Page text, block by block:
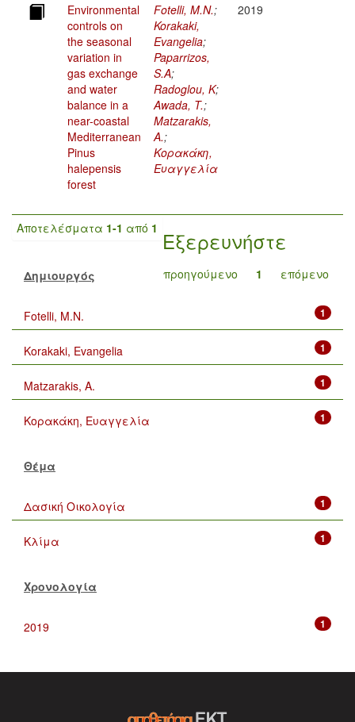
Environmental
controls on
the seasonal
variation in
gas exchange
and water
balance in a
near-coastal
Mediterranean
Pinus
halepensis
forest
Fotelli, M.N.;
Korakaki,
Evangelia;
Paparrizos,
S.A;
Radoglou, K;
Awada, T.;
Matzarakis,
A.;
Κορακάκη,
Ευαγγελία
2019
Αποτελέσματα 1-1 από 1
προηγούμενο 1 επόμενο
Εξερευνήστε
Δημιουργός
1
Fotelli, M.N.
1
Korakaki, Evangelia
1
Matzarakis, A.
1
Κορακάκη, Ευαγγελία
Θέμα
1
Δασική Οικολογία
1
Κλίμα
Χρονολογία
1
2019